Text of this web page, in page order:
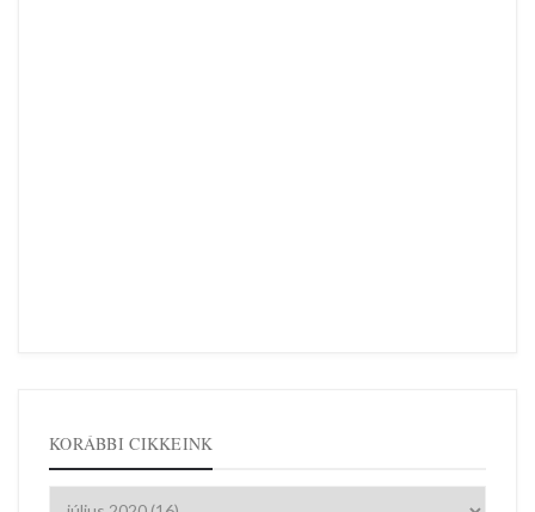
KORÁBBI CIKKEINK